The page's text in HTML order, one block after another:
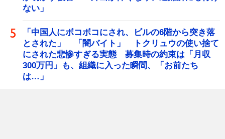
ない」
「中国人にボコボコにされ、ビルの6階から突き落
とされた」 「闇バイト」 トクリュウの使い捨て
にされた悲惨すぎる実態 募集時の約束は「月収
300万円」も、組織に入った瞬間、「お前たち
は…」